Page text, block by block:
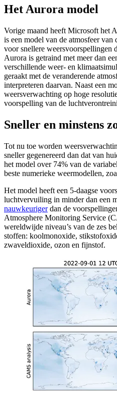
Het Aurora model
Vorige maand heeft Microsoft het
is een model van de atmosfeer
voor snellere weersvoorspellingen
Aurora is getraind met meer dan
verschillende weer- en
geraakt met de veranderende
interpreteren daarvan. Naast een
weersverwachting op hoge
voorspelling van de
Sneller en minstens
Tot nu toe worden
sneller gegenereerd dan dat van
het model over 74% van de
beste numerieke weermodellen,
Het model heeft een 5-daagse
luchtvervuiling in minder dan een
nauwkeurigerdan de
Atmosphere Monitoring Service
wereldwijde niveau’s van de zes
stoffen: koolmonoxide,
zwaveldioxide, ozon en fijnstof.